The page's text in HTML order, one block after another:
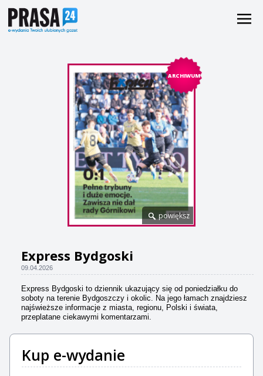
ARCHIWUM
powiększ
Express Bydgoski
09.04.2026
Express Bydgoski to dziennik ukazujący się od poniedziałku do
soboty na terenie Bydgoszczy i okolic. Na jego łamach znajdziesz
najświeższe informacje z miasta, regionu, Polski i świata,
przeplatane ciekawymi komentarzami.
Kup e-wydanie